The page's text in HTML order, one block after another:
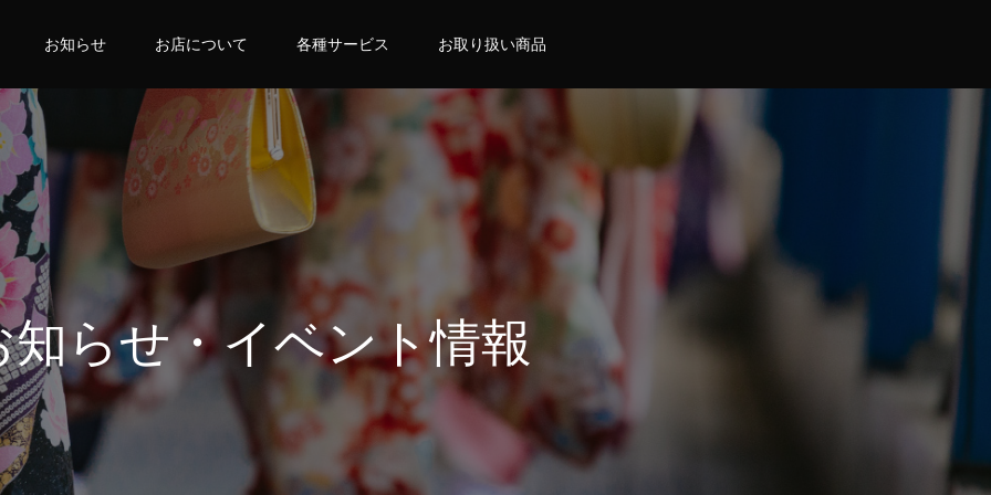
お知らせ お店について 各種サービス お取り扱い商品
知らせ・イベント情報